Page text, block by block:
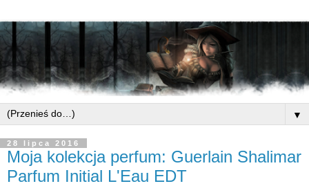
▼
28 lipca 2016
Moja kolekcja perfum: Guerlain Shalimar
Parfum Initial L'Eau EDT